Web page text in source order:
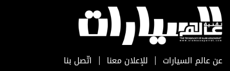
عن عالم السيارات للإعلان معنا اتّصل بنا